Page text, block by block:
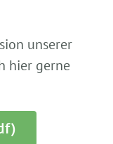
unserer
hier gerne